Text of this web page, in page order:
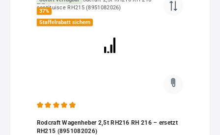
37%
Staffelrabatt sichern
Rodcraft Wagenheber 2,5t RH216 RH 216 – ersetzt
RH215 (8951082026)